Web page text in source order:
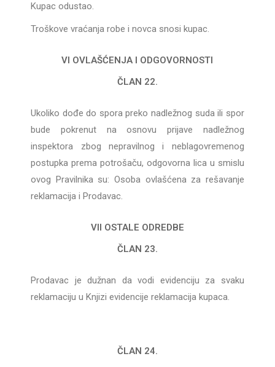
Kupac odustao.
Troškove vraćanja robe i novca snosi kupac.
VI OVLAŠĆENJA I ODGOVORNOSTI
ČLAN 22.
Ukoliko dođe do spora preko nadležnog suda ili spor
bude pokrenut na osnovu prijave nadležnog
inspektora zbog nepravilnog i neblagovremenog
postupka prema potrošaču, odgovorna lica u smislu
ovog Pravilnika su: Osoba ovlašćena za rešavanje
reklamacija i Prodavac.
VII OSTALE ODREDBE
ČLAN 23.
Prodavac je dužnan da vodi evidenciju za svaku
reklamaciju u Knjizi evidencije reklamacija kupaca.
ČLAN 24.